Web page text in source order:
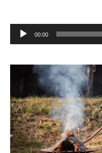
Audio
Player
00:00